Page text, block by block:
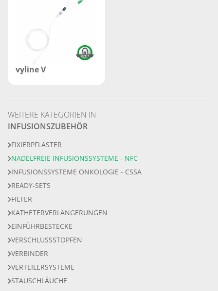
vyline V
WEITERE KATEGORIEN IN
INFUSIONSZUBEHÖR
FIXIERPFLASTER
NADELFREIE INFUSIONSSYSTEME - NFC
INFUSIONSSYSTEME ONKOLOGIE - CSSA
READY-SETS
FILTER
KATHETERVERLÄNGERUNGEN
EINFÜHRBESTECKE
VERSCHLUSSSTOPFEN
VERBINDER
VERTEILERSYSTEME
STAUSCHLÄUCHE